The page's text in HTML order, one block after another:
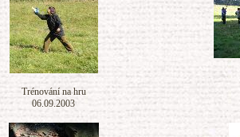
Trénování na hru
06.09.2003